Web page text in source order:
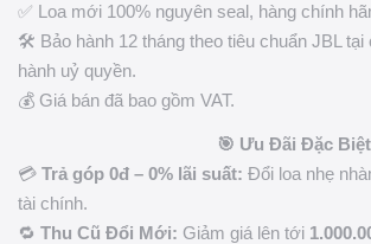
✅ Loa mới 100% nguyên seal, hàng chính
🛠️ Bảo hành 12 tháng theo tiêu chuẩn JBL tại
hành uỷ quyền.
💰 Giá bán đã bao gồm VAT.
🎯 Ưu Đãi Đặc
💳 Trả góp 0đ – 0% lãi suất: Đổi loa nhẹ
tài chính.
🔁 Thu Cũ Đổi Mới: Giảm giá lên tới